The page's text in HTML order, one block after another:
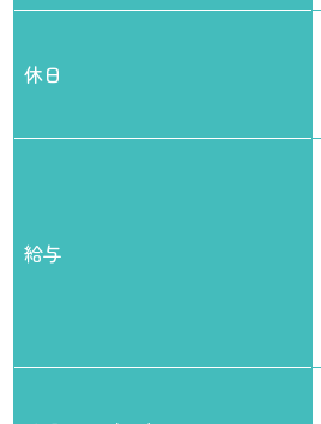
休日
給与